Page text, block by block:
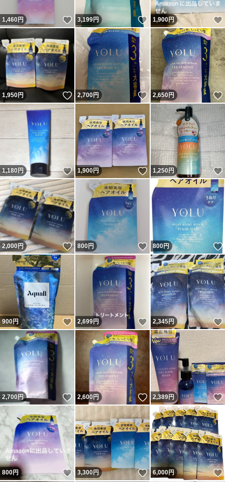
1,460円 いいね！
3,199円 いいね！
1,900円
1,950円 いいね！
2,700円 いいね！
2,650円
1,180円 いいね！
1,900円 いいね！
1,250円
2,000円 いいね！
800円 いいね！
800円
900円 いいね！
2,699円 いいね！
2,345円
2,700円 いいね！
2,600円 いいね！
2,389円
800円 いいね！
3,300円 いいね！
6,000円